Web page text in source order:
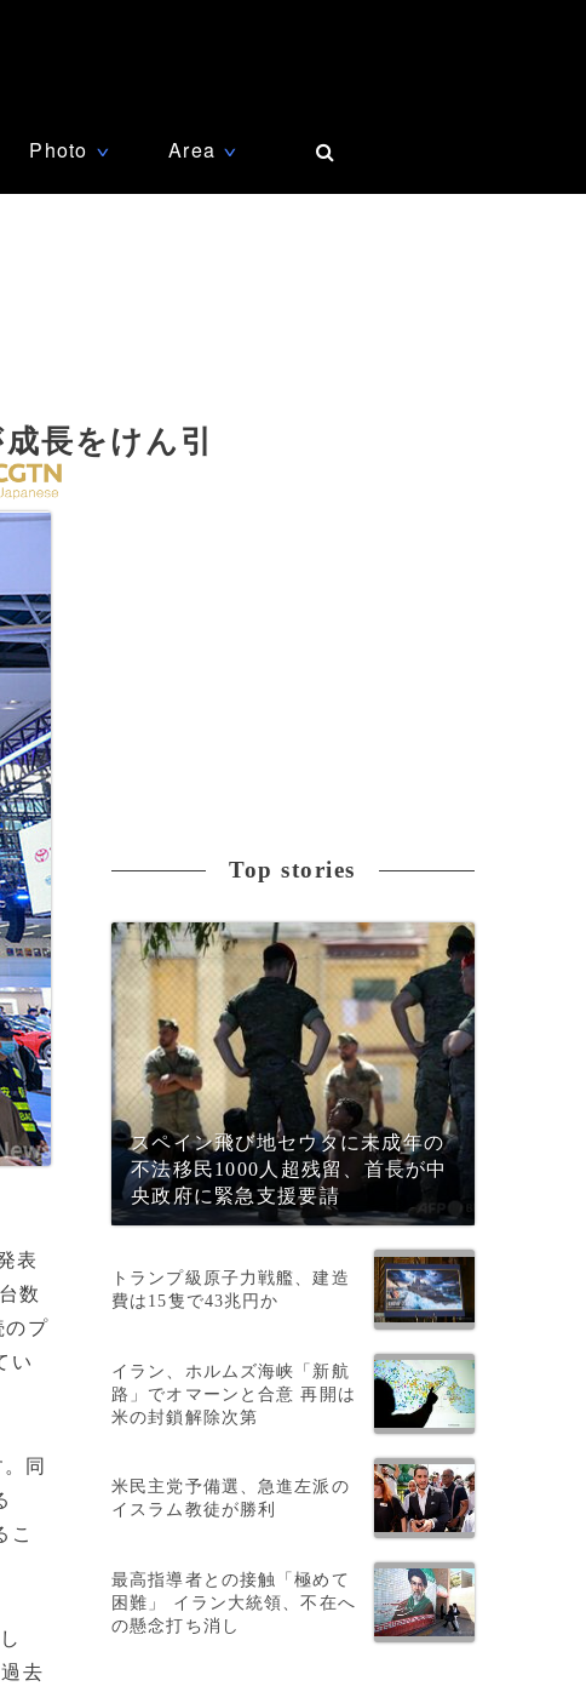
Photo ∨ Area ∨
長をけん引
表
数
のプ
い
同
こ
去
Top stories
スペイン飛び地セウタに未成年の
不法移民1000人超残留、首長が中
央政府に緊急支援要請
トランプ級原子力戦艦、建造
費は15隻で43兆円か
イラン、ホルムズ海峡「新航
路」でオマーンと合意 再開は
米の封鎖解除次第
米民主党予備選、急進左派の
イスラム教徒が勝利
最高指導者との接触「極めて
困難」 イラン大統領、不在へ
の懸念打ち消し